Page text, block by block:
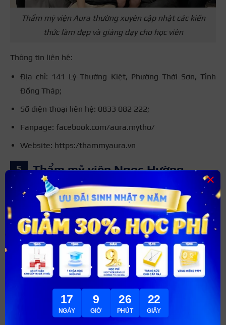
Thẩm mỹ viện Aura thường xuyên cập nhật các kiến
thức làm đẹp và giảng dạy cho học viên
Thông tin liên hệ:
Địa chỉ: 141 Lý Thường Kiệt, Phường Thới Sơn, Tỉnh
Đồng Tháp;
Số điện thoại liên hệ: 0833 082 222;
Fanpage: facebook.com/aura.mytho/
Website: https:/thammyaura.vn
Thẩm mỹ viện Ngọc Hường
Nếu bạn vẫn đang tìm kiếm một địa chỉ học nghề thẩm
mỹ Tiền Giang, đừng bỏ qua thẩm mỹ viện Ngọc Hường.
Đây là một trong những spa có tiếng tại thành phố Mỹ
Tho, đồng thời cũng là địa chỉ học nghề uy tín và chất
lượng được nhiều người tin tưởng và lựa chọn. Đa dạng
những khóa học spa chăm sóc da tại Ngọc Hường sẽ đáp
ứng được nhu cầu học nghề của đa dạng các đối tượng
học viên khác nhau.
17
NGÀY
9
GIỜ
26
PHÚT
21
GIÂY
×